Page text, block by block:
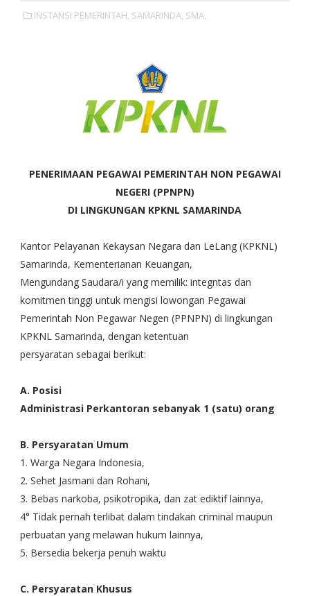
INSTANSI PEMERINTAH, SAMARINDA, SMA,
PENERIMAAN PEGAWAI PEMERINTAH NON PEGAWAI
NEGERI (PPNPN)
DI LINGKUNGAN KPKNL SAMARINDA
Kantor Pelayanan Kekaysan Negara dan LeLang (KPKNL)
Samarinda, Kementerianan Keuangan,
Mengundang Saudara/i yang memilik: integntas dan
komitmen tinggi untuk mengisi lowongan Pegawai
Pemerintah Non Pegawar Negen (PPNPN) di lingkungan
KPKNL Samarinda, dengan ketentuan
persyaratan sebagai berikut:
A. Posisi
Administrasi Perkantoran sebanyak 1 (satu) orang
B. Persyaratan Umum
1. Warga Negara Indonesia,
2. Sehet Jasmani dan Rohani,
3. Bebas narkoba, psikotropika, dan zat ediktif lainnya,
4° Tidak pernah terlibat dalam tindakan criminal maupun
perbuatan yang melawan hukum lainnya,
5. Bersedia bekerja penuh waktu
C. Persyaratan Khusus